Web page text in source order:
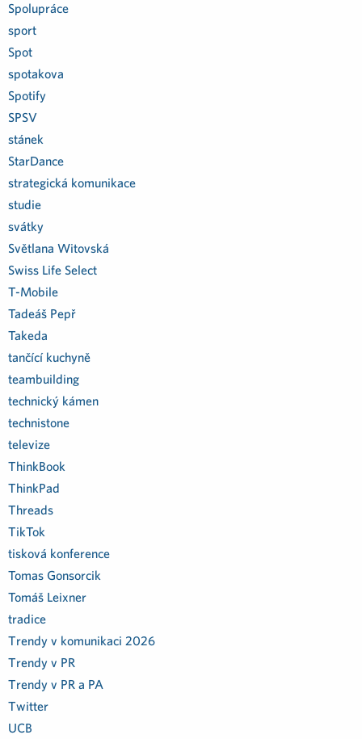
Spolupráce
sport
Spot
spotakova
Spotify
SPSV
stánek
StarDance
strategická komunikace
studie
svátky
Světlana Witovská
Swiss Life Select
T-Mobile
Tadeáš Pepř
Takeda
tančící kuchyně
teambuilding
technický kámen
technistone
televize
ThinkBook
ThinkPad
Threads
TikTok
tisková konference
Tomas Gonsorcik
Tomáš Leixner
tradice
Trendy v komunikaci 2026
Trendy v PR
Trendy v PR a PA
Twitter
UCB